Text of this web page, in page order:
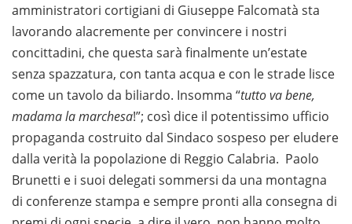
amministratori cortigiani di Giuseppe Falcomatà sta
lavorando alacremente per convincere i nostri
concittadini, che questa sarà finalmente un’estate
senza spazzatura, con tanta acqua e con le strade lisce
come un tavolo da biliardo. Insomma “tutto va bene,
madama la marchesa!”; così dice il potentissimo ufficio
propaganda costruito dal Sindaco sospeso per eludere
dalla verità la popolazione di Reggio Calabria. Paolo
Brunetti e i suoi delegati sommersi da una montagna
di conferenze stampa e sempre pronti alla consegna di